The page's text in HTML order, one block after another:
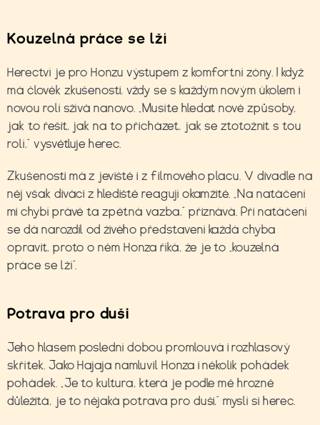
Kouzelná práce se lží
Herectví je pro Honzu výstupem z komfortní zóny. I když
má člověk zkušenosti, vždy se s každým novým úkolem i
novou rolí sžívá nanovo. „Musíte hledat nové způsoby,
jak to řešit, jak na to přicházet, jak se ztotožnit s tou
rolí,“ vysvětluje herec.
Zkušenosti má z jeviště i z filmového placu. V divadle na
něj však diváci z hlediště reagují okamžitě. „Na natáčení
mi chybí právě ta zpětná vazba,“ přiznává. Při natáčení
se dá narozdíl od živého představení každá chyba
opravit, proto o něm Honza říká, že je to „kouzelná
práce se lží“.
Potrava pro duši
Jeho hlasem poslední dobou promlouvá i rozhlasový
skřítek. Jako Hajaja namluvil Honza i několik pohádek
pohádek. „Je to kultura, která je podle mě hrozně
důležitá, je to nějaká potrava pro duši,“ myslí si herec.